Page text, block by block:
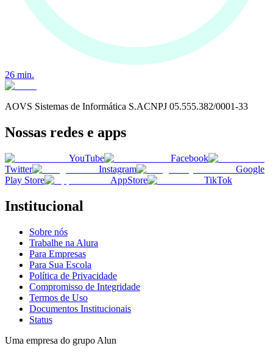
26 min.
AOVS Sistemas de Informática S.ACNPJ 05.555.382/0001-33
Nossas redes e apps
YouTube
Facebook
Twitter
Instagram
Google
Play Store
AppStore TikTok
Institucional
Sobre nós
Trabalhe na Alura
Para Empresas
Para Sua Escola
Política de Privacidade
Compromisso de Integridade
Termos de Uso
Documentos Institucionais
Status
Uma empresa do grupo Alun